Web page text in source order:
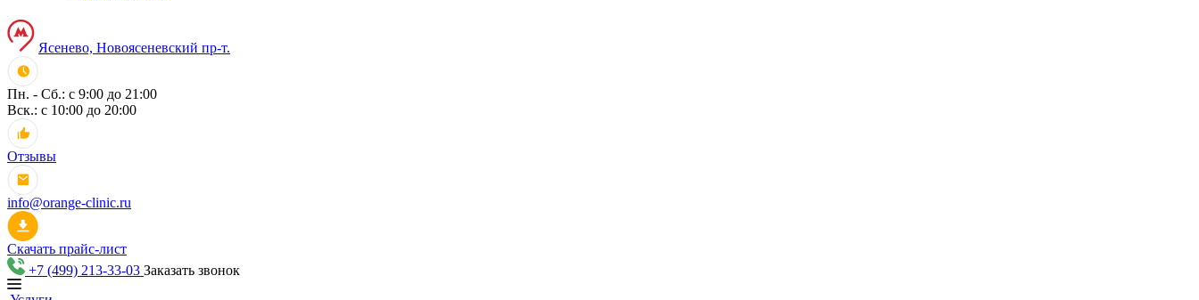
Ясенево, Новоясеневский пр-т.
Пн. - Сб.: с 9:00 до 21:00
Вск.: с 10:00 до 20:00
Отзывы
info@orange-clinic.ru
Скачать прайс-лист
+7 (499) 213-33-03 Заказать звонок